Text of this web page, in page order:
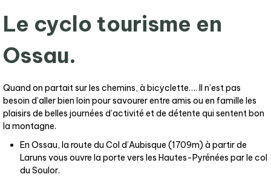
Le cyclo tourisme en
Ossau.
Quand on partait sur les chemins, à bicyclette…. Il n’est pas
besoin d’aller bien loin pour savourer entre amis ou en famille les
plaisirs de belles journées d’activité et de détente qui sentent bon
la montagne.
En Ossau, la route du Col d’Aubisque (1709m) à partir de
Laruns vous ouvre la porte vers les Hautes-Pyrénées par le col
du Soulor.